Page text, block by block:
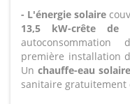
- L'énergie solaire
13,5 kW-crête de
première installation
Un chauffe-eau
sanitaire gratuitement